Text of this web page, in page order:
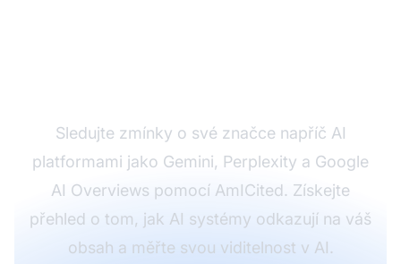
Sledujte zmínky o své značce napříč AI
platformami jako Gemini, Perplexity a Google
AI Overviews pomocí AmICited. Získejte
přehled o tom, jak AI systémy odkazují na váš
obsah a měřte svou viditelnost v AI.